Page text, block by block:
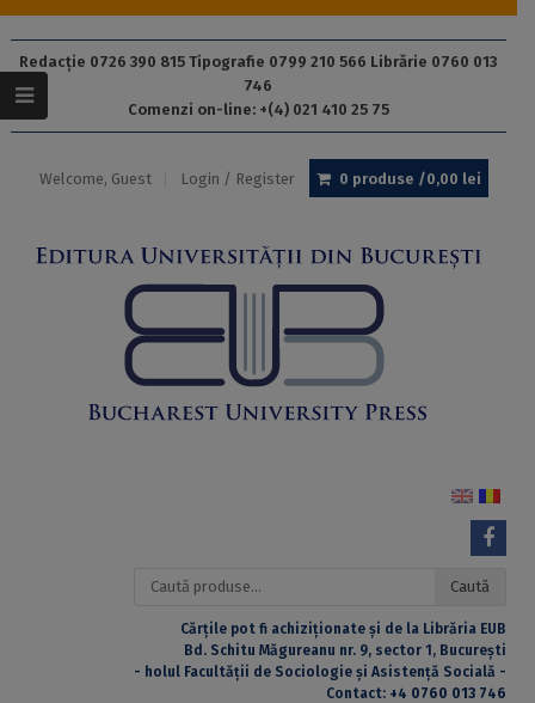
Redacție 0726 390 815 Tipografie 0799 210 566 Librărie 0760 013
746
Comenzi on-line: +(4) 021 410 25 75
Welcome, Guest Login / Register 0 produse /0,00 lei
Caută
Caută
Cărțile pot fi achiziționate și de la Librăria EUB
Bd. Schitu Măgureanu nr. 9, sector 1, București
- holul Facultății de Sociologie și Asistență Socială -
Contact: +4 0760 013 746